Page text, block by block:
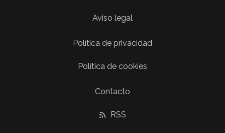
Aviso legal
Política de privacidad
Política de cookies
Contacto
RSS